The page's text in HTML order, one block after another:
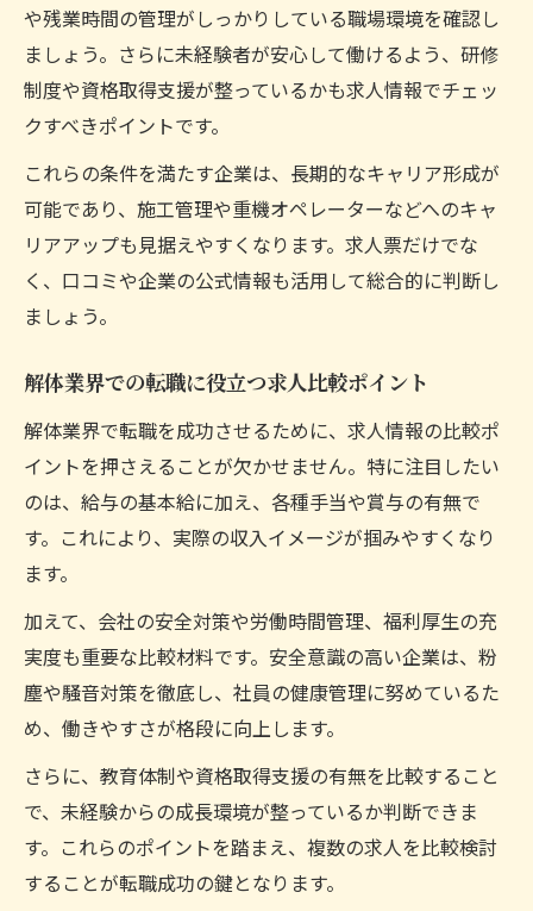
や残業時間の管理がしっかりしている職場環境を確認し
ましょう。さらに未経験者が安心して働けるよう、研修
制度や資格取得支援が整っているかも求人情報でチェッ
クすべきポイントです。
これらの条件を満たす企業は、長期的なキャリア形成が
可能であり、施工管理や重機オペレーターなどへのキャ
リアアップも見据えやすくなります。求人票だけでな
く、口コミや企業の公式情報も活用して総合的に判断し
ましょう。
解体業界での転職に役立つ求人比較ポイント
解体業界で転職を成功させるために、求人情報の比較ポ
イントを押さえることが欠かせません。特に注目したい
のは、給与の基本給に加え、各種手当や賞与の有無で
す。これにより、実際の収入イメージが掴みやすくなり
ます。
加えて、会社の安全対策や労働時間管理、福利厚生の充
実度も重要な比較材料です。安全意識の高い企業は、粉
塵や騒音対策を徹底し、社員の健康管理に努めているた
め、働きやすさが格段に向上します。
さらに、教育体制や資格取得支援の有無を比較すること
で、未経験からの成長環境が整っているか判断できま
す。これらのポイントを踏まえ、複数の求人を比較検討
することが転職成功の鍵となります。